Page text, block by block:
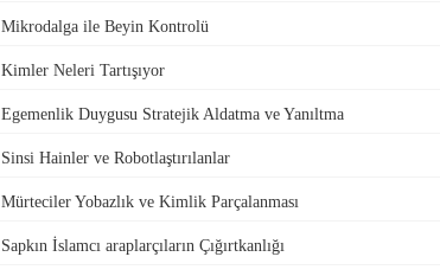
Mikrodalga ile Beyin Kontrolü
Kimler Neleri Tartışıyor
Egemenlik Duygusu Stratejik Aldatma ve Yanıltma
Sinsi Hainler ve Robotlaştırılanlar
Mürteciler Yobazlık ve Kimlik Parçalanması
Sapkın İslamcı araplarçıların Çığırtkanlığı